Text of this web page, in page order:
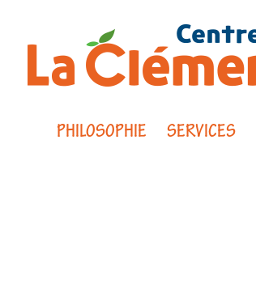
PHILOSOPHIE SERVICES